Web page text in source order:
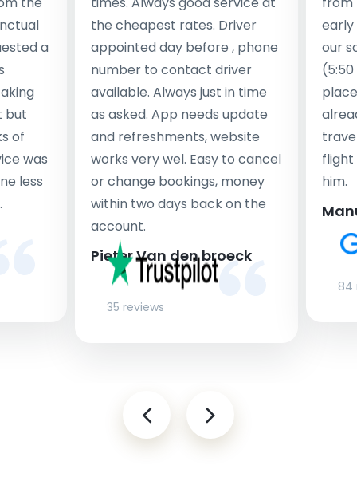
a
but
of
was
less
the cheapest rates. Driver
appointed day before , phone
number to contact driver
available. Always just in time
as asked. App needs update
and refreshments, website
works very wel. Easy to cancel
or change bookings, money
within two days back on the
account.
Pieter Van den broeck
35 reviews
early
our
flight
him.
84